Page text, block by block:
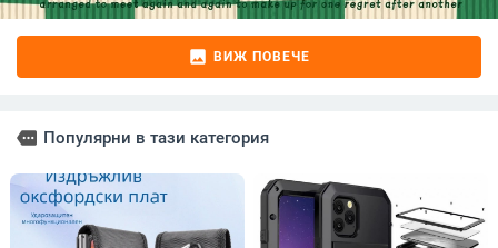
image ВИЖ ПОВЕЧЕ
more Популярни в тази категория